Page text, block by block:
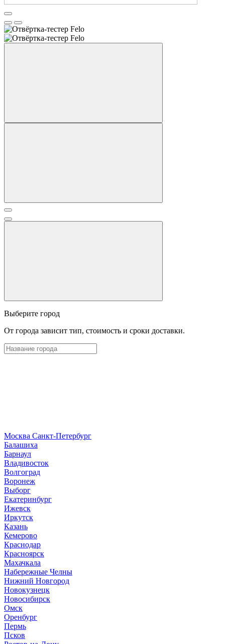
Выберите город
От города зависит тип, стоимость и сроки доставки.
Москва Санкт-Петербург
Балашиха
Барнаул
Владивосток
Волгоград
Воронеж
Выборг
Екатеринбург
Ижевск
Иркутск
Казань
Кемерово
Краснодар
Красноярск
Махачкала
Набережные Челны
Нижний Новгород
Новокузнецк
Новосибирск
Омск
Оренбург
Пермь
Псков